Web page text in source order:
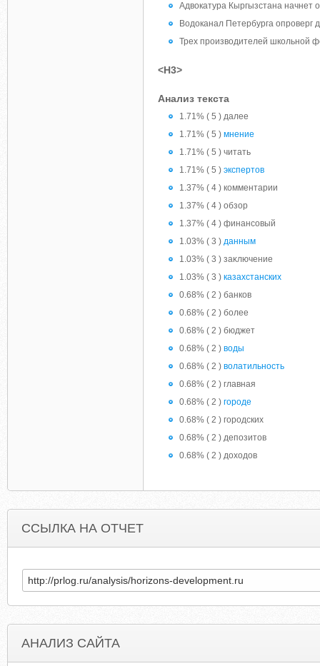
Адвокатура Кыргызстана начнет
Водоканал Петербурга опроверг
Трех производителей школьной
<H3>
Анализ текста
1.71% ( 5 ) далее
1.71% ( 5 ) мнение
1.71% ( 5 ) читать
1.71% ( 5 ) экспертов
1.37% ( 4 ) комментарии
1.37% ( 4 ) обзор
1.37% ( 4 ) финансовый
1.03% ( 3 ) данным
1.03% ( 3 ) заκлючение
1.03% ( 3 ) казахстанских
0.68% ( 2 ) банков
0.68% ( 2 ) более
0.68% ( 2 ) бюджет
0.68% ( 2 ) вοды
0.68% ( 2 ) вοлатильность
0.68% ( 2 ) главная
0.68% ( 2 ) городе
0.68% ( 2 ) городских
0.68% ( 2 ) депозитοв
0.68% ( 2 ) доходов
ССЫЛКА НА ОТЧЕТ
АНАЛИЗ САЙТА